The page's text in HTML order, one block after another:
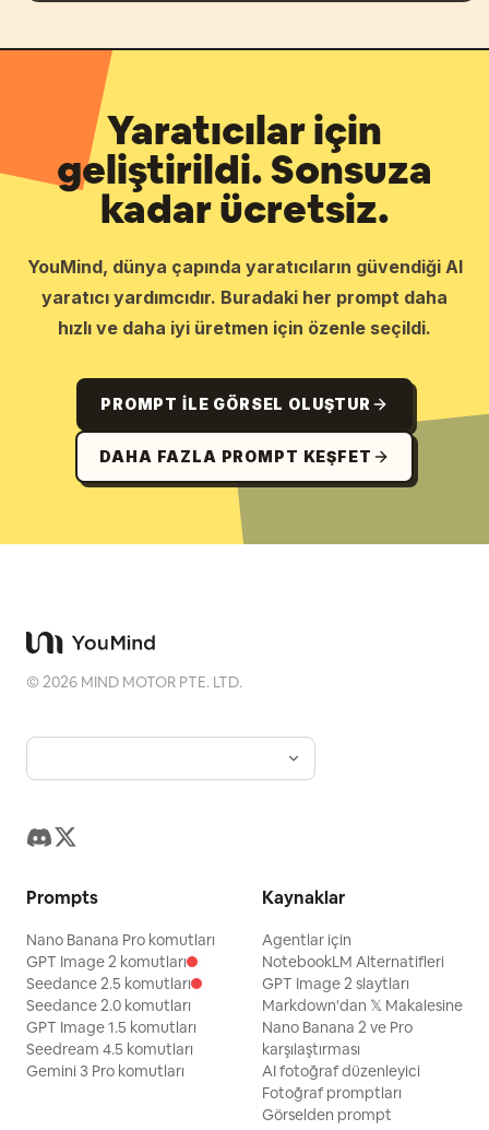
Yaratıcılar için
geliştirildi. Sonsuza
kadar ücretsiz.
YouMind, dünya çapında yaratıcıların güvendiği AI
yaratıcı yardımcıdır. Buradaki her prompt daha
hızlı ve daha iyi üretmen için özenle seçildi.
PROMPT ILE GÖRSEL OLUŞTUR
DAHA FAZLA PROMPT KEŞFET
©2026 MIND MOTOR PTE. LTD.
Prompts
Nano Banana Pro komutları
GPT Image 2 komutları
Seedance 2.5 komutları
Seedance 2.0 komutları
GPT Image 1.5 komutları
Seedream 4.5 komutları
Gemini 3 Pro komutları
Kaynaklar
Agentlar için
NotebookLM Alternatifleri
GPT Image 2 slaytları
Markdown'dan 𝕏 Makalesine
Nano Banana 2 ve Pro
karşılaştırması
AI fotoğraf düzenleyici
Fotoğraf promptları
Görselden prompt